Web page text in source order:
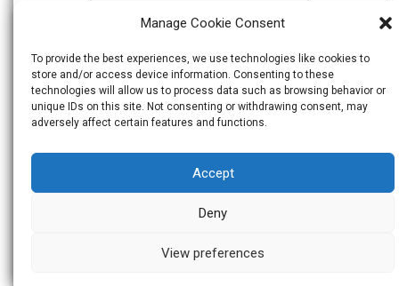
Manage Cookie Consent
To provide the best experiences, we use technologies like cookies to
store and/or access device information. Consenting to these
technologies will allow us to process data such as browsing behavior or
unique IDs on this site. Not consenting or withdrawing consent, may
adversely affect certain features and functions.
Accept
Deny
View preferences